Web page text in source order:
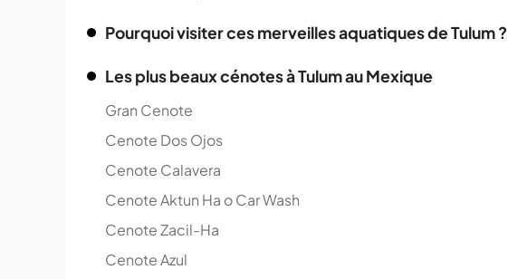
Pourquoi visiter ces merveilles aquatiques de Tulum ?
Les plus beaux cénotes à Tulum au Mexique
Gran Cenote
Cenote Dos Ojos
Cenote Calavera
Cenote Aktun Ha o Car Wash
Cenote Zacil-Ha
Cenote Azul